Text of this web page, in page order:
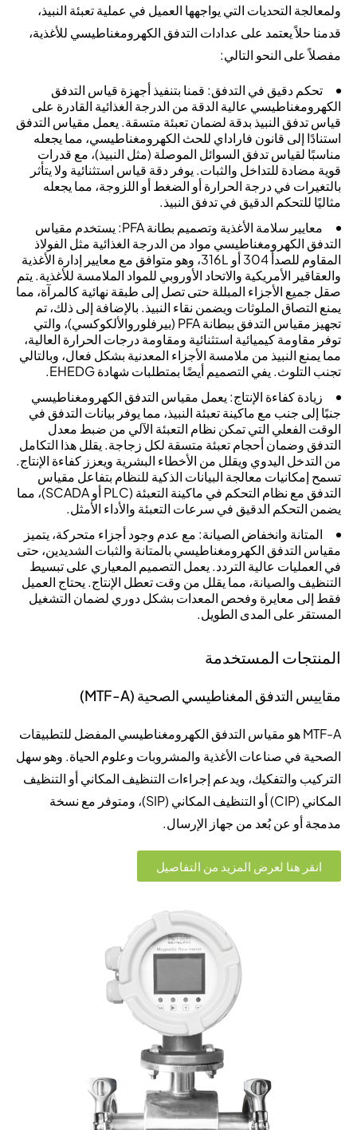
ولمعالجة التحديات التي يواجهها العميل في عملية تعبئة النبيذ،
قدمنا حلاً يعتمد على عدادات التدفق الكهرومغناطيسي للأغذية،
مفصلاً على النحو التالي:
تحكم دقيق في التدفق: قمنا بتنفيذ أجهزة قياس التدفق
الكهرومغناطيسي عالية الدقة من الدرجة الغذائية القادرة على
قياس تدفق النبيذ بدقة لضمان تعبئة متسقة. يعمل مقياس التدفق
استنادًا إلى قانون فاراداي للحث الكهرومغناطيسي، مما يجعله
مناسبًا لقياس تدفق السوائل الموصلة (مثل النبيذ)، مع قدرات
قوية مضادة للتداخل والثبات. يوفر دقة قياس استثنائية ولا يتأثر
بالتغيرات في درجة الحرارة أو الضغط أو اللزوجة، مما يجعله
مثاليًا للتحكم الدقيق في تدفق النبيذ.
معايير سلامة الأغذية وتصميم بطانة PFA: يستخدم مقياس
التدفق الكهرومغناطيسي مواد من الدرجة الغذائية مثل الفولاذ
المقاوم للصدأ 304 أو 316L، وهو متوافق مع معايير إدارة الأغذية
والعقاقير الأمريكية والاتحاد الأوروبي للمواد الملامسة للأغذية. يتم
صقل جميع الأجزاء المبللة حتى تصل إلى طبقة نهائية كالمرآة، مما
يمنع التصاق الملوثات ويضمن نقاء النبيذ. بالإضافة إلى ذلك، تم
تجهيز مقياس التدفق ببطانة PFA (بيرفلوروالألكوكسي)، والتي
توفر مقاومة كيميائية استثنائية ومقاومة درجات الحرارة العالية،
مما يمنع النبيذ من ملامسة الأجزاء المعدنية بشكل فعال، وبالتالي
تجنب التلوث. يفي التصميم أيضًا بمتطلبات شهادة EHEDG.
زيادة كفاءة الإنتاج: يعمل مقياس التدفق الكهرومغناطيسي
جنبًا إلى جنب مع ماكينة تعبئة النبيذ، مما يوفر بيانات التدفق في
الوقت الفعلي التي تمكن نظام التعبئة الآلي من ضبط معدل
التدفق وضمان أحجام تعبئة متسقة لكل زجاجة. يقلل هذا التكامل
من التدخل اليدوي ويقلل من الأخطاء البشرية ويعزز كفاءة الإنتاج.
تسمح إمكانيات معالجة البيانات الذكية للنظام بتفاعل مقياس
التدفق مع نظام التحكم في ماكينة التعبئة (PLC أو SCADA)، مما
يضمن التحكم الدقيق في سرعات التعبئة والأداء الأمثل.
المتانة وانخفاض الصيانة: مع عدم وجود أجزاء متحركة، يتميز
مقياس التدفق الكهرومغناطيسي بالمتانة والثبات الشديدين، حتى
في العمليات عالية التردد. يعمل التصميم المعياري على تبسيط
التنظيف والصيانة، مما يقلل من وقت تعطل الإنتاج. يحتاج العميل
فقط إلى معايرة وفحص المعدات بشكل دوري لضمان التشغيل
المستقر على المدى الطويل.
المنتجات المستخدمة
مقاييس التدفق المغناطيسي الصحية (MTF-A)
MTF-A هو مقياس التدفق الكهرومغناطيسي المفضل للتطبيقات
الصحية في صناعات الأغذية والمشروبات وعلوم الحياة. وهو سهل
التركيب والتفكيك، ويدعم إجراءات التنظيف المكاني أو التنظيف
المكاني (CIP) أو التنظيف المكاني (SIP)، ومتوفر مع نسخة
مدمجة أو عن بُعد من جهاز الإرسال.
انقر هنا لعرض المزيد من التفاصيل